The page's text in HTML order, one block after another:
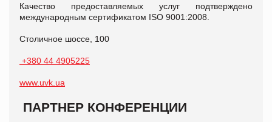
Качество предоставляемых услуг подтверждено
международным сертификатом ISO 9001:2008.
Столичное шоссе, 100
+380 44 4905225
www.uvk.ua
ПАРТНЕР КОНФЕРЕНЦИИ